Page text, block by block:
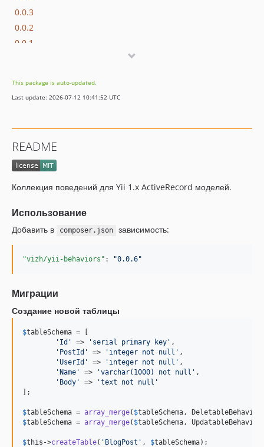
0.0.3
0.0.2
0.0.1
dev-uploadablebehavior-thumbnail
This package is auto-updated.
Last update: 2026-07-12 10:41:52 UTC
README
Коллекция поведений для Yii 1.x ActiveRecord моделей.
Использование
Добавить в composer.json зависимость:
"vizh/yii-behaviors" : "0.0.6"
Миграции
Создание новой таблицы
$tableSchema = [
' Id ' => ' serial primary key ' ,
' PostId ' => ' integer not null ' ,
'UserId ' => ' integer not null ' ,
' Name ' => 'varchar(1000) not null ' ,
' Body ' => 'text not null '
];
$tableSchema = array_merge( $tableSchema,
$tableSchema = array_merge( $tableSchema,
$this ->createTable( ' BlogPost ' , $tableSchema);